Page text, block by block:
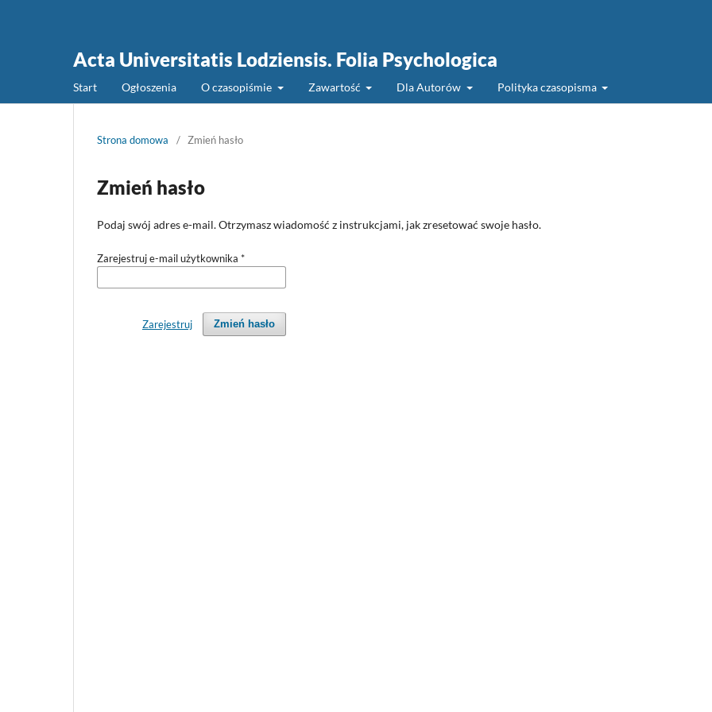
Acta Universitatis Lodziensis. Folia Psychologica
Start Ogłoszenia O czasopiśmie Zawartość Dla Autorów Polityka czasopisma
Strona domowa / Zmień hasło
Zmień hasło
Podaj swój adres e-mail. Otrzymasz wiadomość z instrukcjami, jak zresetować swoje hasło.
Zarejestruj e-mail użytkownika *
Zmień hasło
Zarejestruj